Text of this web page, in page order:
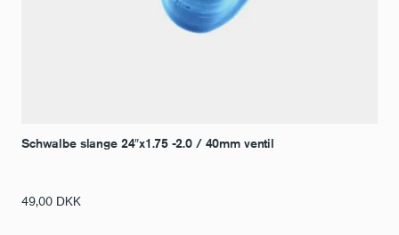
Schwalbe slange 24″x1.75 -2.0 / 40mm ventil
49,00 DKK